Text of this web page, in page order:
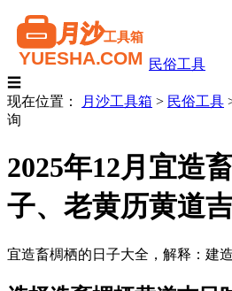
民俗工具
☰
现在位置：
月沙工具箱 > 民俗工具
询
2025年12月宜造
子、老黄历黄道
宜造畜椆栖的日子大全，解释：建